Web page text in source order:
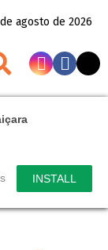
INSTALL
agosto de 2026